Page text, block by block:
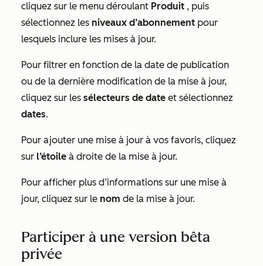
cliquez sur le menu déroulant Produit , puis
sélectionnez les niveaux d’abonnement pour
lesquels inclure les mises à jour.
Pour filtrer en fonction de la date de publication
ou de la dernière modification de la mise à jour,
cliquez sur les sélecteurs de date et sélectionnez
dates.
Pour ajouter une mise à jour à vos favoris, cliquez
sur l’étoile à droite de la mise à jour.
Pour afficher plus d’informations sur une mise à
jour, cliquez sur le nom de la mise à jour.
Participer à une version bêta
privée